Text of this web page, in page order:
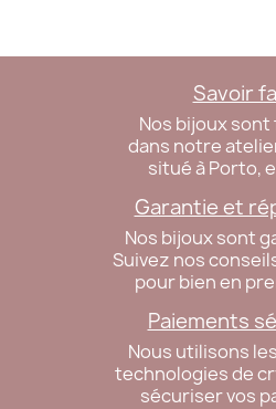
Savoir
Nos bijoux
dans notre
situé à Porto,
Garantie et
Nos bijoux sont
Suivez nos
pour bien en
Paiements
Nous utilisons
technologies de
sécuriser vos